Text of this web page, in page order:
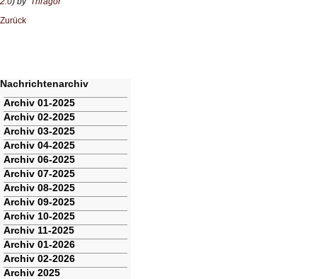
Zurück
Nachrichtenarchiv
Navigation
überspringen
Archiv 01-2025
Archiv 02-2025
Archiv 03-2025
Archiv 04-2025
Archiv 06-2025
Archiv 07-2025
Archiv 08-2025
Archiv 09-2025
Archiv 10-2025
Archiv 11-2025
Archiv 01-2026
Archiv 02-2026
Archiv 2025